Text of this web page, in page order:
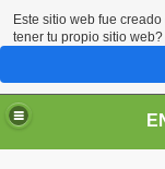
Este sitio web fue
tener tu propio sitio web?